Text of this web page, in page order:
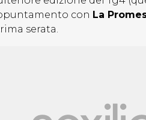
con La
serata.